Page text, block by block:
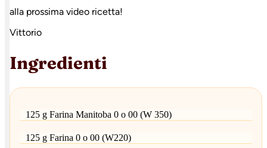
alla prossima video ricetta!
Vittorio
Ingredienti
125 g Farina Manitoba 0 o 00 (W 350)
125 g Farina 0 o 00 (W220)